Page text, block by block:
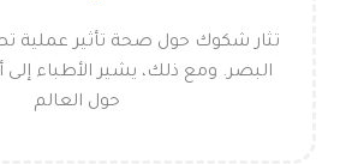
تثار شكوك حول صحة تأثير عملية
البصر. ومع ذلك، يشير الأطباء إلى
حول العالم